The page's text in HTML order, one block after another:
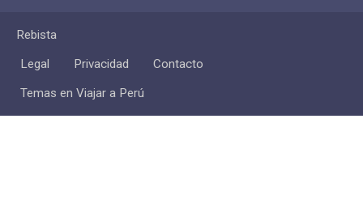
Rebista
Legal
Privacidad
Contacto
Temas en Viajar a Perú